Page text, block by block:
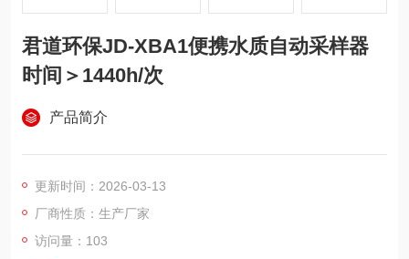
君道环保JD-XBA1便携水质自动采样器
时间＞1440h/次
产品简介
更新时间：2026-03-13
厂商性质：生产厂家
访问量：103